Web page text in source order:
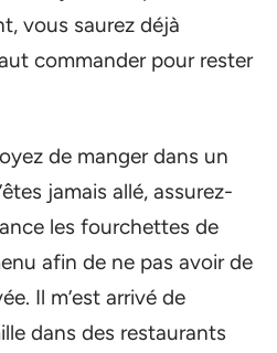
vous saurez déjà
commander pour rester
de manger dans un
jamais allé, assurez-
les fourchettes de
afin de ne pas avoir de
Il m’est arrivé de
dans des restaurants